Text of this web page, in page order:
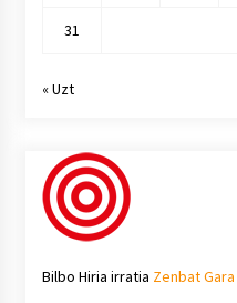
31
« Uzt
Bilbo Hiria irratia Zenbat Gara